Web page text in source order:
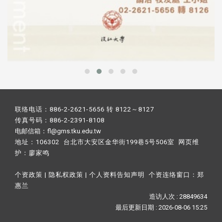
联络电话：886-2-2621-5656 转 8122～8127
传真号码：886-2-2391-8108
电邮信箱：fl@gms.tku.edu.tw
地址：106302 台北市大安区金华街199巷5号506室 网页维
护： 廖家鸣​
个资政策 | 隐私权政策 | 个人资料告知声明 个资连络窗口： 郑
惠兰
造访人次 : 28849634
最后更新日期 :2026-08-06 15:25